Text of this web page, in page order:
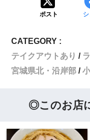
ポスト
CATEGORY :
テイクアウトあり
宮城県北・沿岸部
◎このお店